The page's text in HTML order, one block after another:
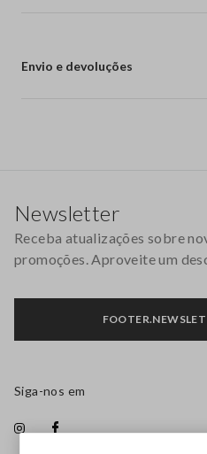
Envio e devoluções
Newsletter
Receba atualizações sobre
promoções. Aproveite um
Siga-nos em